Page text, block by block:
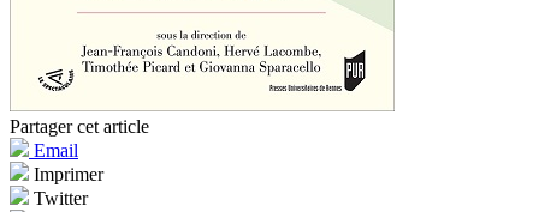
Partager cet article
Email
Imprimer
Twitter